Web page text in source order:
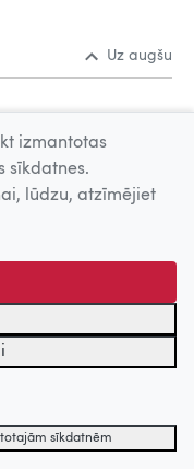
Uz augšu
izmantotas
sīkdatnes.
lūdzu, atzīmējiet
sīkdatnēm